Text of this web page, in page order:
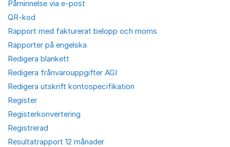
Påminnelse via e-post
QR-kod
Rapport med fakturerat belopp och moms
Rapporter på engelska
Redigera blankett
Redigera frånvarouppgifter AGI
Redigera utskrift kontospecifikation
Register
Registerkonvertering
Registrerad
Resultatrapport 12 månader